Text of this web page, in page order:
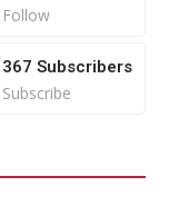
Follow
367 Subscribers
Subscribe